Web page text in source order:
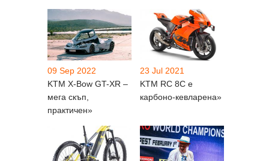
09 Sep 2022
KTM X-Bow GT-XR –
мега скъп,
практичен»
23 Jul 2021
KTM RC 8C е
карбоно-кевларена»